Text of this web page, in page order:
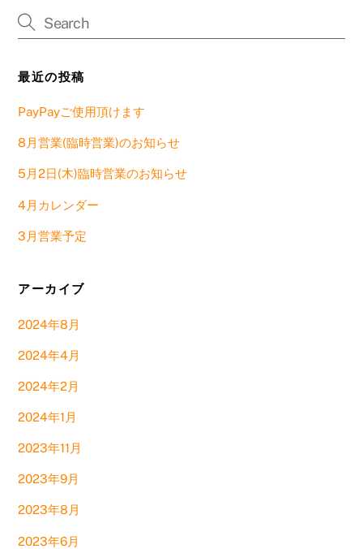
最近の投稿
PayPayご使用頂けます
8月営業(臨時営業)のお知らせ
5月2日(木)臨時営業のお知らせ
4月カレンダー
3月営業予定
アーカイブ
2024年8月
2024年4月
2024年2月
2024年1月
2023年11月
2023年9月
2023年8月
2023年6月